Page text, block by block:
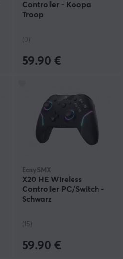
Controller - Koopa
Troop
(0)
59.90 €
EasySMX
X20 HE Wireless
Controller PC/Switch -
Schwarz
(15)
59.90 €